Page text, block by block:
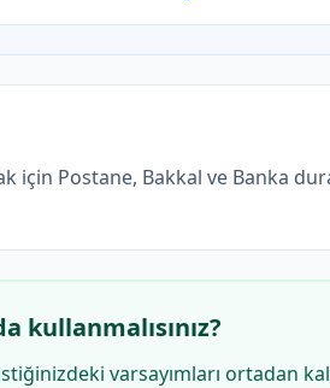
Postane, Bakkal ve Banka
kullanmalısınız?
varsayımları ortadan